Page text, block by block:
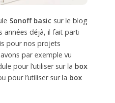
Sonoff basic sur le blog
années déjà, il fait parti
pour nos projets
par exemple vu
pour l’utiliser sur la box
pour l’utiliser sur la box